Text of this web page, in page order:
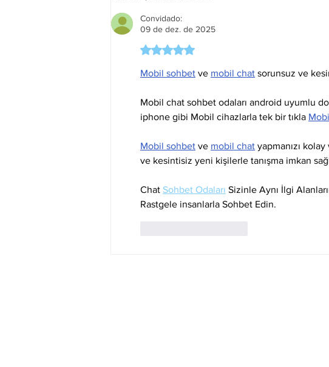
Convidado:
09 de dez. de 2025
Avaliado com 5 de 5 estrelas.
Mobil sohbet ve mobil chat sorunsuz ve
Mobil chat sohbet odaları android uyumlu
iphone gibi Mobil cihazlarla tek bir tıkla
Mobil sohbet ve mobil chat yapmanızı
ve kesintisiz yeni kişilerle tanışma imkan
Chat Sohbet Odaları Sizinle Aynı İlgi
Rastgele insanlarla Sohbet Edin.